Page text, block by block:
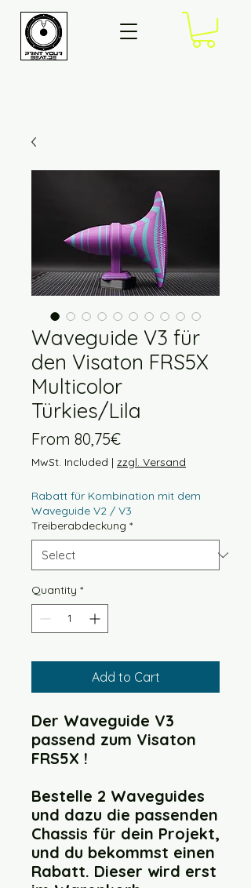
Waveguide V3 für
den Visaton FRS5X
Multicolor
Türkies/Lila
From 80,75€Price
MwSt. Included | zzgl. Versand
Rabatt für Kombination mit dem
Waveguide V2 / V3
Treiberabdeckung *
Quantity *
Add to Cart
Der Waveguide V3
passend zum Visaton
FRS5X !
Bestelle 2 Waveguides
und dazu die passenden
Chassis für dein Projekt,
und du bekommst einen
Rabatt. Dieser wird erst